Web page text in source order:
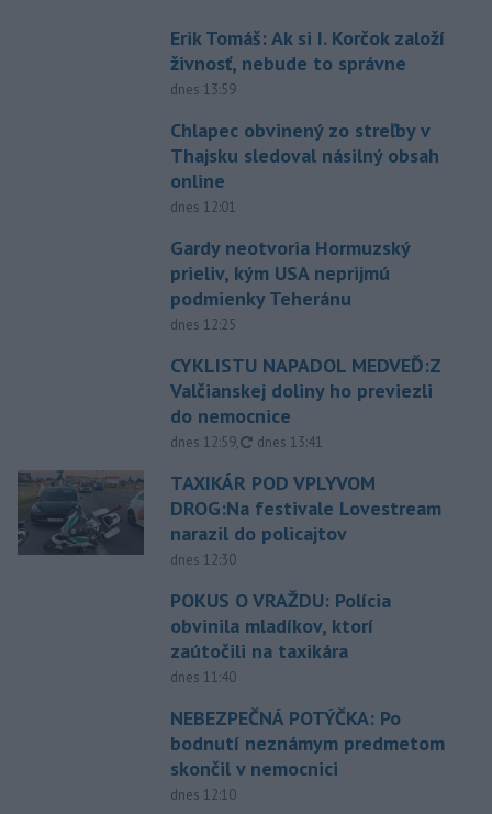
Erik Tomáš: Ak si I. Korčok založí
živnosť, nebude to správne
dnes 13:59
Chlapec obvinený zo streľby v
Thajsku sledoval násilný obsah
online
dnes 12:01
Gardy neotvoria Hormuzský
prieliv, kým USA neprijmú
podmienky Teheránu
dnes 12:25
CYKLISTU NAPADOL MEDVEĎ:Z
Valčianskej doliny ho previezli
do nemocnice
dnes 12:59, aktualizované
dnes 13:41
TAXIKÁR POD VPLYVOM
DROG:Na festivale Lovestream
narazil do policajtov
dnes 12:30
POKUS O VRAŽDU: Polícia
obvinila mladíkov, ktorí
zaútočili na taxikára
dnes 11:40
NEBEZPEČNÁ POTÝČKA: Po
bodnutí neznámym predmetom
skončil v nemocnici
dnes 12:10